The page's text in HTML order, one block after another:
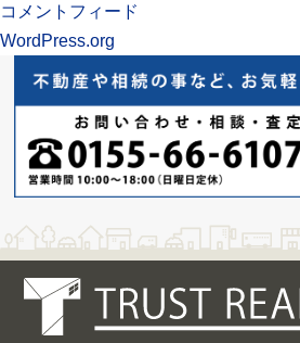
コメントフィード
WordPress.org